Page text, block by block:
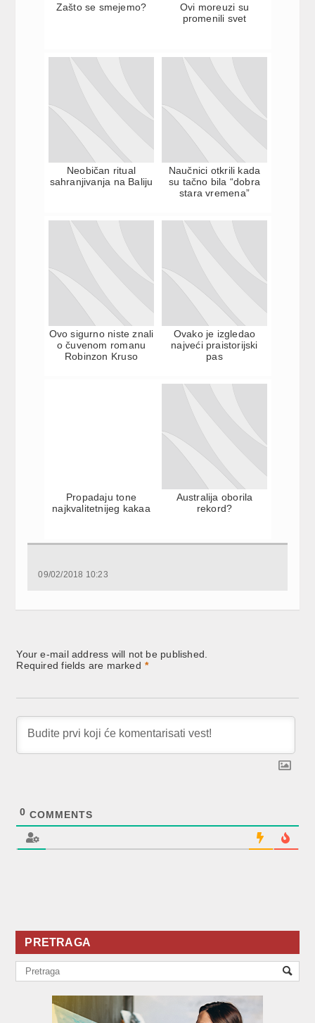
Zašto se smejemo?
Ovi moreuzi su
promenili svet
Neobičan ritual
sahranjivanja na Baliju
Naučnici otkrili kada
su tačno bila “dobra
stara vremena”
Ovo sigurno niste znali
o čuvenom romanu
Robinzon Kruso
Ovako je izgledao
najveći praistorijski
pas
Propadaju tone
najkvalitetnijeg kakaa
Australija oborila
rekord?
09/02/2018 10:23
Your e-mail address will not be published.
Required fields are marked *
0 COMMENTS
PRETRAGA